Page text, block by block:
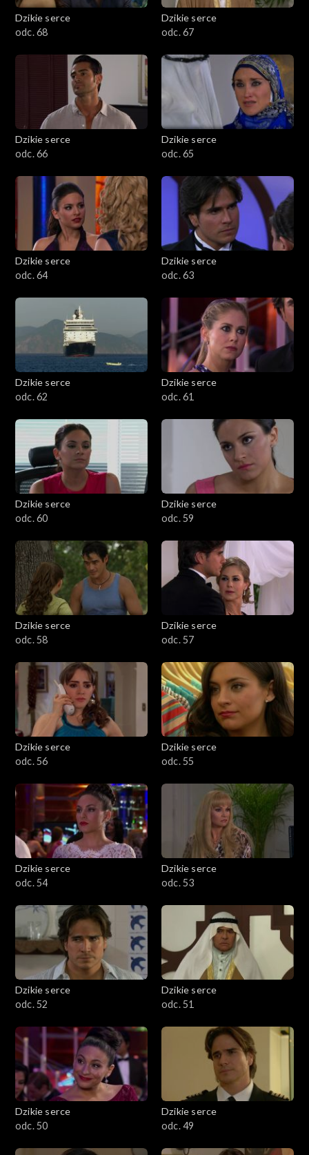
Dzikie serce
odc. 68
Dzikie serce
odc. 67
Dzikie serce
odc. 66
Dzikie serce
odc. 65
Dzikie serce
odc. 64
Dzikie serce
odc. 63
Dzikie serce
odc. 62
Dzikie serce
odc. 61
Dzikie serce
odc. 60
Dzikie serce
odc. 59
Dzikie serce
odc. 58
Dzikie serce
odc. 57
Dzikie serce
odc. 56
Dzikie serce
odc. 55
Dzikie serce
odc. 54
Dzikie serce
odc. 53
Dzikie serce
odc. 52
Dzikie serce
odc. 51
Dzikie serce
odc. 50
Dzikie serce
odc. 49